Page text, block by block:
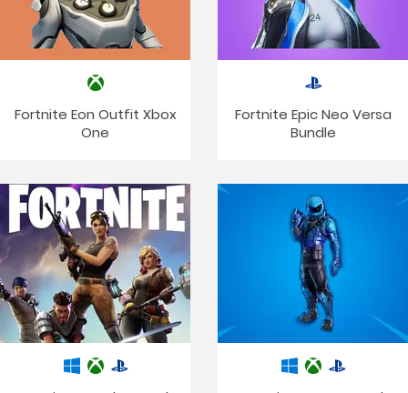
Fortnite Eon Outfit Xbox
One
Fortnite Epic Neo Versa
Bundle